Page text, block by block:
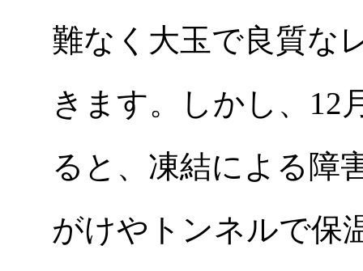
難なく大玉で良質な
きます。しかし、12
ると、凍結による障
がけやトンネルで保